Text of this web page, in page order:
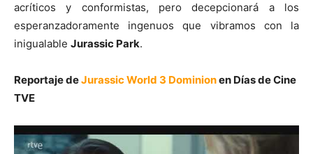
acríticos y conformistas, pero decepcionará a los
esperanzadoramente ingenuos que vibramos con la
inigualable Jurassic Park.
Reportaje deJurassic World 3 Dominionen Días de Cine
TVE